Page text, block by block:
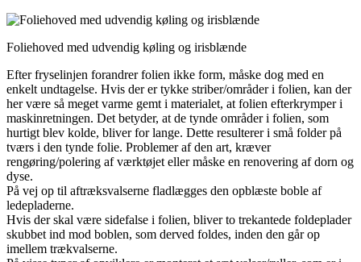
Foliehoved med udvendig køling og irisblænde
Efter fryselinjen forandrer folien ikke form, måske dog med en
enkelt undtagelse. Hvis der er tykke striber/områder i folien, kan der
her være så meget varme gemt i materialet, at folien efterkrymper i
maskinretningen. Det betyder, at de tynde områder i folien, som
hurtigt blev kolde, bliver for lange. Dette resulterer i små folder på
tværs i den tynde folie. Problemer af den art, kræver
rengøring/polering af værktøjet eller måske en renovering af dorn og
dyse.
På vej op til aftræksvalserne fladlægges den opblæste boble af
ledepladerne.
Hvis der skal være sidefalse i folien, bliver to trekantede foldeplader
skubbet ind mod boblen, som derved foldes, inden den går op
imellem trækvalserne.